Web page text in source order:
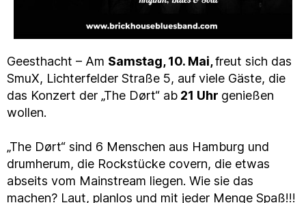
Geesthacht – Am Samstag, 10. Mai,freut sich das
SmuX, Lichterfelder Straße 5, auf viele Gäste, die
das Konzert der „The Dørt“ ab 21 Uhr genießen
wollen.
„The Dørt“ sind 6 Menschen aus Hamburg und
drumherum, die Rockstücke covern, die etwas
abseits vom Mainstream liegen. Wie sie das
machen? Laut, planlos und mit jeder Menge Spaß!!!